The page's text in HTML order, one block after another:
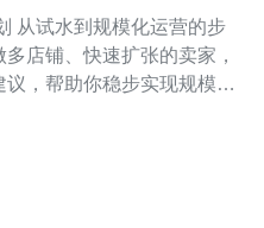
从试水到规模化运营的步
店铺、快速扩张的卖家，
，帮助你稳步实现规模
客服策略。在这一阶段对